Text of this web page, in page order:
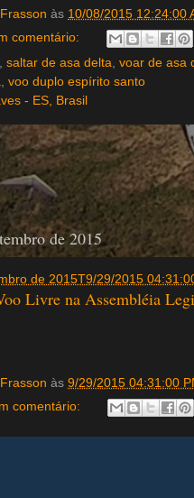
às 10/08/2015 12:24:00
comentário:
, saltar de asa delta, voar de asa
, voo duplo espírito santo
- ES, Brasil
de 2015
de 2015T9/29/2015
Livre na Assembléia
às 9/29/2015 04:31:00
comentário: